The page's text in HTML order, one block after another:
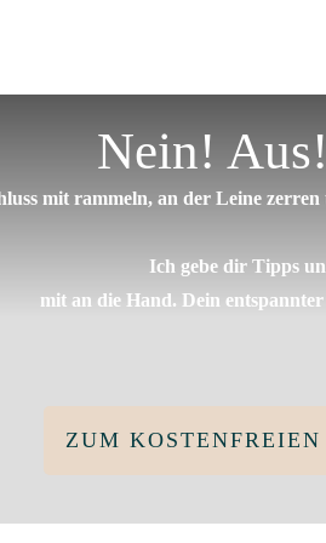
Nein!
mit rammeln, an der Leine
Ich gebe dir Tipps
mit an die Hand. Dein
ZUM